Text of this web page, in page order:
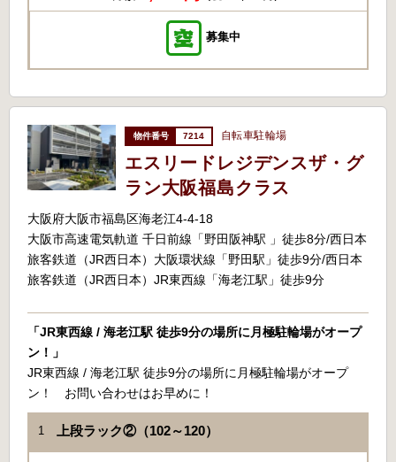
募集中
7214 自転車駐輪場
エスリードレジデンスザ・グ
ラン大阪福島クラス
大阪府大阪市福島区海老江4-4-18
大阪市高速電気軌道 千日前線「野田阪神駅 」徒歩8分/西日本
旅客鉄道（JR西日本）大阪環状線「野田駅」徒歩9分/西日本
旅客鉄道（JR西日本）JR東西線「海老江駅」徒歩9分
「JR東西線 / 海老江駅 徒歩9分の場所に月極駐輪場がオープ
ン！」
JR東西線 / 海老江駅 徒歩9分の場所に月極駐輪場がオープ
ン！ お問い合わせはお早めに！
1 上段ラック②（102～120）